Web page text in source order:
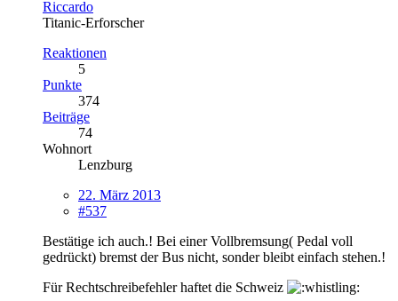
Riccardo
Titanic-Erforscher
Reaktionen
5
Punkte
374
Beiträge
74
Wohnort
Lenzburg
22. März 2013
#537
Bestätige ich auch.! Bei einer Vollbremsung( Pedal voll
gedrückt) bremst der Bus nicht, sonder bleibt einfach stehen.!
Für Rechtschreibefehler haftet die Schweiz